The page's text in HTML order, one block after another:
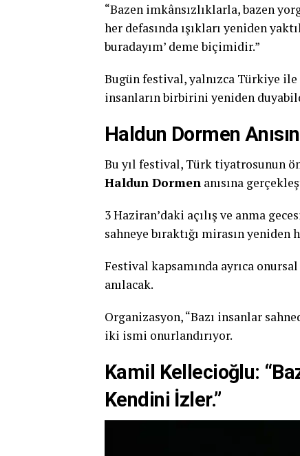
“Bazen imkânsızlıklarla, bazen
her defasında ışıkları yeniden
buradayım’ deme biçimidir.”
Bugün festival, yalnızca Türkiye
insanların birbirini yeniden
Haldun Dormen
Bu yıl festival, Türk tiyatrosunun
Haldun Dormen anısına
3 Haziran’daki açılış ve anma
sahneye bıraktığı mirasın yeniden
Festival kapsamında ayrıca
anılacak.
Organizasyon, “Bazı insanlar
iki ismi onurlandırıyor.
Kamil Kellecioğlu:
Kendini İzler.”